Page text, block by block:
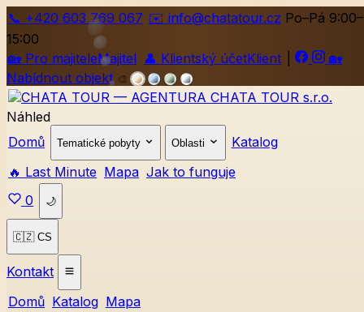
📞 +420 603 769 067 ✉️ info@chatatour.cz Po–Pá 9:00–
15:00
🏡 Pro majiteleMajitel 👤 Klientský účetKlient
🏡
Nabídnout objekt 🎨
Náhled
Domů
Tematické pobyty Oblasti
Katalog
🔥 Last Minute Mapa Jak to funguje
0
🌙
🇨🇿 CS
Kontakt
Domů Katalog Mapa